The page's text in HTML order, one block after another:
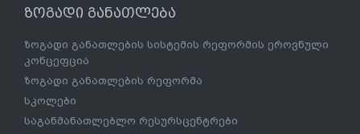
ზოგადი განათლება
ზოგადი განათლების სისტემის რეფორმის ეროვნული
კონცეფცია
ზოგადი განათლების რეფორმა
სკოლები
საგანმანათლებლო რესურსცენტრები